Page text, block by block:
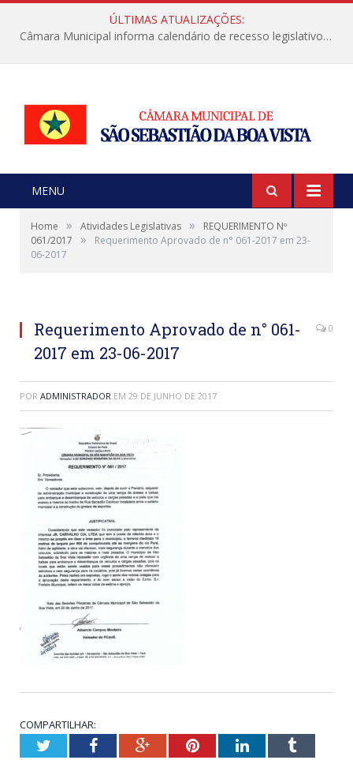
ÚLTIMAS ATUALIZAÇÕES:
Câmara Municipal informa calendário de recesso legislativo de julho
MENU
Home » Atividades Legislativas »
REQUERIMENTO Nº
061/2017
»
Requerimento Aprovado de n° 061-2017 em 23-
06-2017
Requerimento Aprovado de n° 061-
2017 em 23-06-2017
0
POR ADMINISTRADOR EM 29 DE JUNHO DE 2017
COMPARTILHAR:
TwitterFacebookGoogle+PinterestLinkedInTumblr